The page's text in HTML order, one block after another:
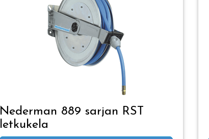
Nederman 889 sarjan RST
letkukela